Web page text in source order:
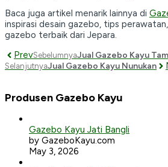
Baca juga artikel menarik lainnya di
inspirasi desain gazebo, tips
gazebo terbaik dari Jepara.
PrevSebelumnyaJual Gazebo Kayu
SelanjutnyaJual Gazebo Kayu Nunukan
Produsen Gazebo Kayu
Gazebo Kayu Jati Bangli
by GazeboKayu.com
May 3, 2026